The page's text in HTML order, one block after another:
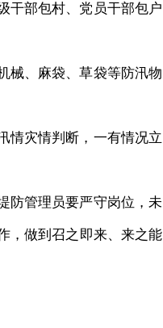
部包村、党员干部包户
、麻袋、草袋等防汛物
灾情判断，一有情况立
管理员要严守岗位，未
，做到召之即来、来之能